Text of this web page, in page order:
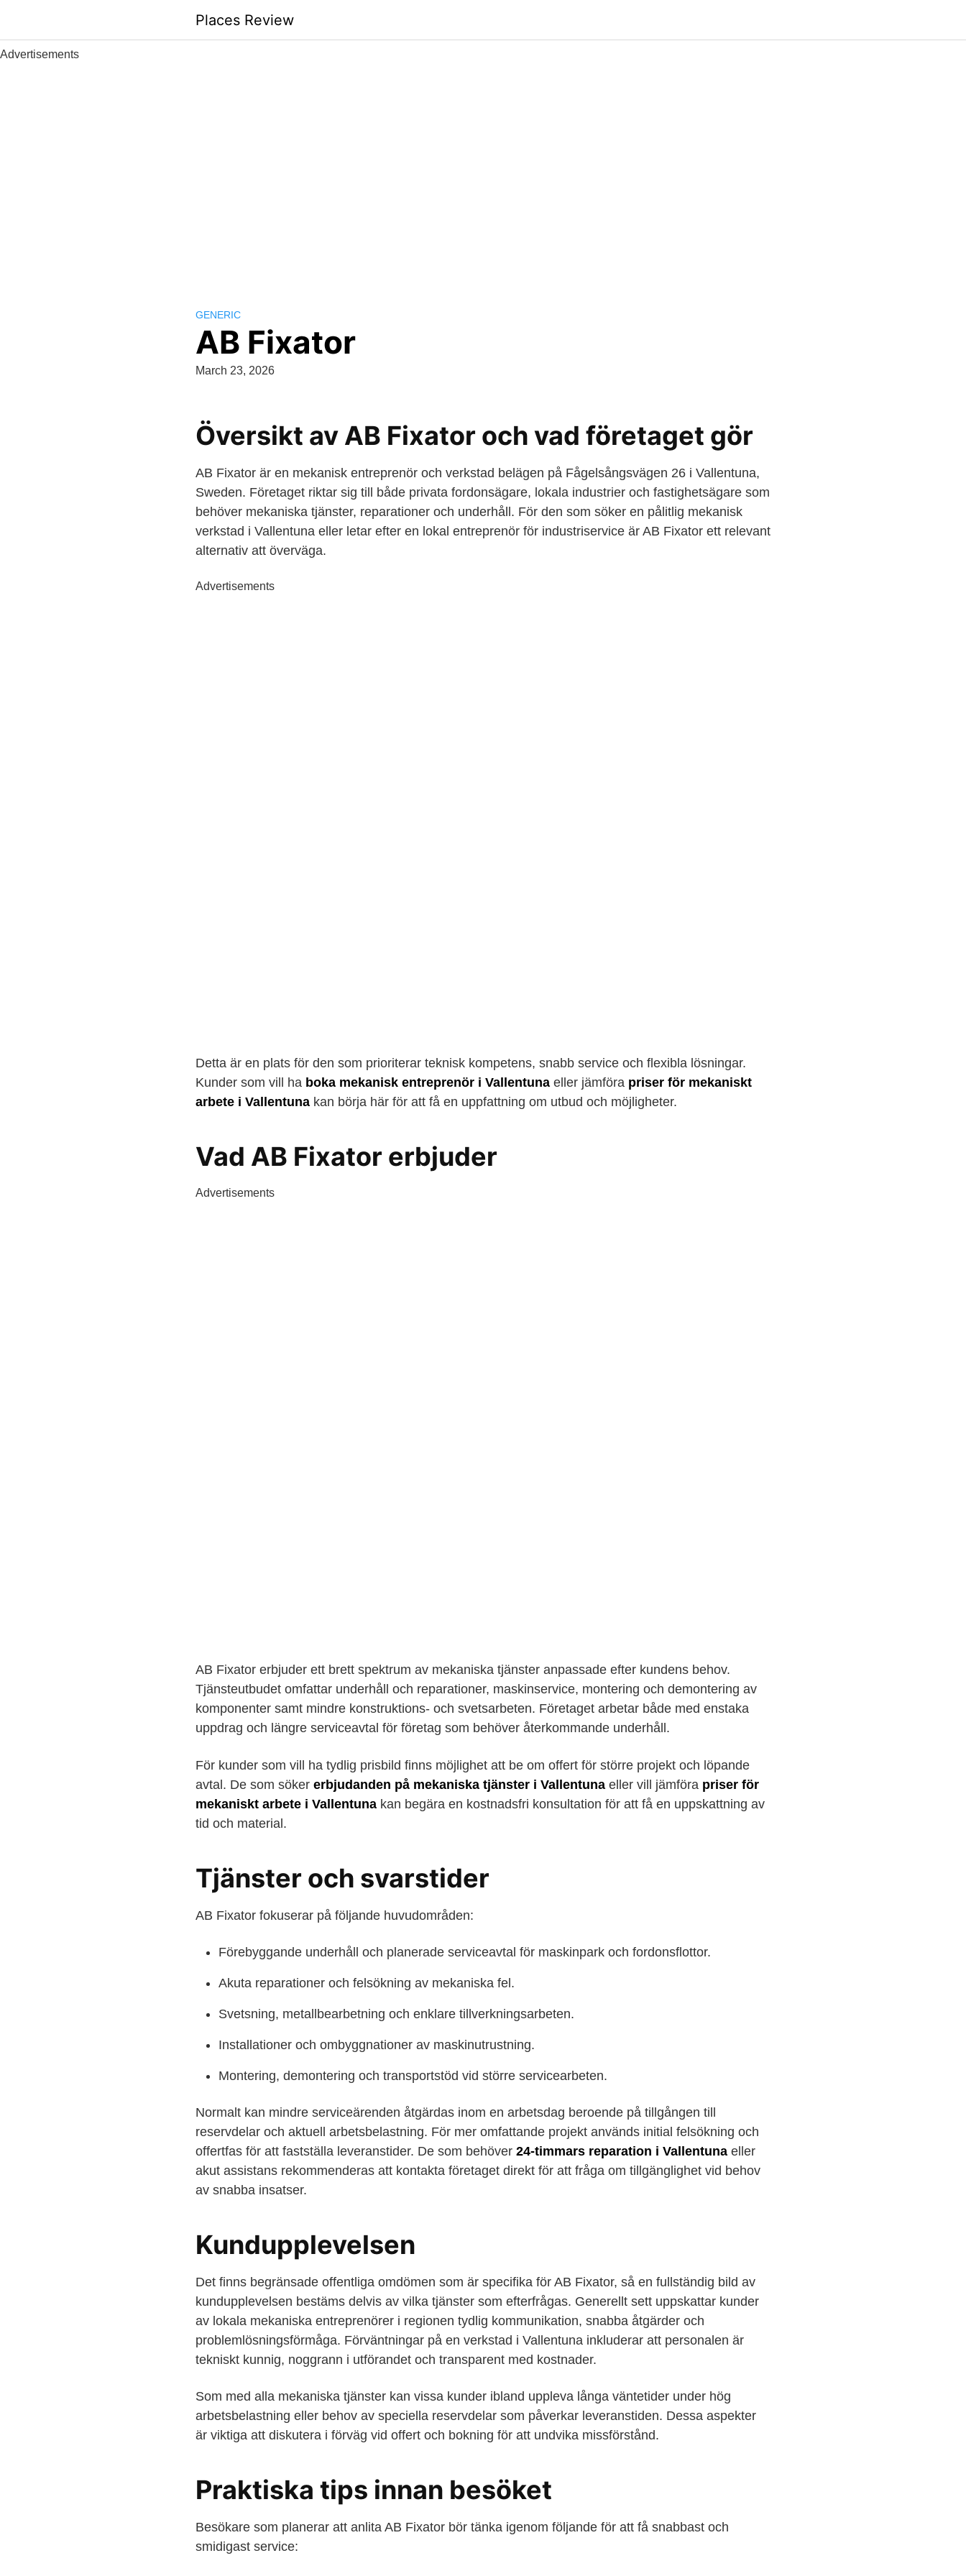
content
Places Review
Advertisements
GENERIC
AB Fixator
March 23, 2026
Översikt av AB Fixator och vad företaget gör
AB Fixator är en mekanisk entreprenör och verkstad belägen på Fågelsångsvägen 26 i Vallentuna,
Sweden. Företaget riktar sig till både privata fordonsägare, lokala industrier och fastighetsägare som
behöver mekaniska tjänster, reparationer och underhåll. För den som söker en pålitlig mekanisk
verkstad i Vallentuna eller letar efter en lokal entreprenör för industriservice är AB Fixator ett relevant
alternativ att överväga.
Advertisements
Detta är en plats för den som prioriterar teknisk kompetens, snabb service och flexibla lösningar.
Kunder som vill ha boka mekanisk entreprenör i Vallentuna eller jämföra priser för mekaniskt
arbete i Vallentuna kan börja här för att få en uppfattning om utbud och möjligheter.
Vad AB Fixator erbjuder
Advertisements
AB Fixator erbjuder ett brett spektrum av mekaniska tjänster anpassade efter kundens behov.
Tjänsteutbudet omfattar underhåll och reparationer, maskinservice, montering och demontering av
komponenter samt mindre konstruktions- och svetsarbeten. Företaget arbetar både med enstaka
uppdrag och längre serviceavtal för företag som behöver återkommande underhåll.
För kunder som vill ha tydlig prisbild finns möjlighet att be om offert för större projekt och löpande
avtal. De som söker erbjudanden på mekaniska tjänster i Vallentuna eller vill jämföra priser för
mekaniskt arbete i Vallentuna kan begära en kostnadsfri konsultation för att få en uppskattning av
tid och material.
Tjänster och svarstider
AB Fixator fokuserar på följande huvudområden:
Förebyggande underhåll och planerade serviceavtal för maskinpark och fordonsflottor.
Akuta reparationer och felsökning av mekaniska fel.
Svetsning, metallbearbetning och enklare tillverkningsarbeten.
Installationer och ombyggnationer av maskinutrustning.
Montering, demontering och transportstöd vid större servicearbeten.
Normalt kan mindre serviceärenden åtgärdas inom en arbetsdag beroende på tillgången till
reservdelar och aktuell arbetsbelastning. För mer omfattande projekt används initial felsökning och
offertfas för att fastställa leveranstider. De som behöver 24-timmars reparation i Vallentuna eller
akut assistans rekommenderas att kontakta företaget direkt för att fråga om tillgänglighet vid behov
av snabba insatser.
Kundupplevelsen
Det finns begränsade offentliga omdömen som är specifika för AB Fixator, så en fullständig bild av
kundupplevelsen bestäms delvis av vilka tjänster som efterfrågas. Generellt sett uppskattar kunder
av lokala mekaniska entreprenörer i regionen tydlig kommunikation, snabba åtgärder och
problemlösningsförmåga. Förväntningar på en verkstad i Vallentuna inkluderar att personalen är
tekniskt kunnig, noggrann i utförandet och transparent med kostnader.
Som med alla mekaniska tjänster kan vissa kunder ibland uppleva långa väntetider under hög
arbetsbelastning eller behov av speciella reservdelar som påverkar leveranstiden. Dessa aspekter
är viktiga att diskutera i förväg vid offert och bokning för att undvika missförstånd.
Praktiska tips innan besöket
Besökare som planerar att anlita AB Fixator bör tänka igenom följande för att få snabbast och
smidigast service: